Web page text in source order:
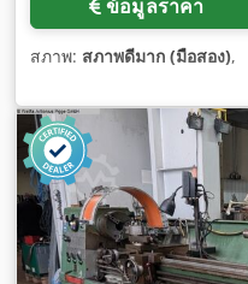
ข้อมูลราคา
สภาพ: สภาพดีมาก (มือสอง),